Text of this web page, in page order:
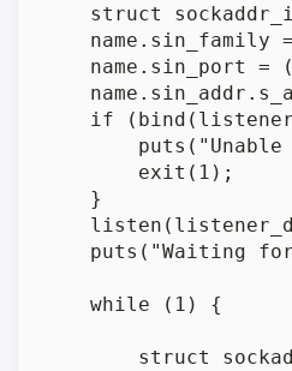
struct
name.sin_family
name.sin_port =
if
puts("Unable
        exit(1);
    }
puts("Waiting
    while (1) {
struct